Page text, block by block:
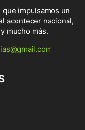
impulsamos un
acontecer nacional,
mucho más.